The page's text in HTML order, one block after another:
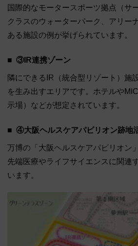
国際的なモータースポーツ拠点（サ
クラスのウォーターパーク、アリー
ある施設の例が挙げられています。
③IR連携ゾーン
隣にできるIR（統合型リゾート）施
を生み出すエリアです。ホテルや
示場）などが想定されています。
④大阪ヘルスケアパビリオン跡地
万博の「大阪ヘルスケアパビリオン
先端医療やライフサイエンスに関連
います。